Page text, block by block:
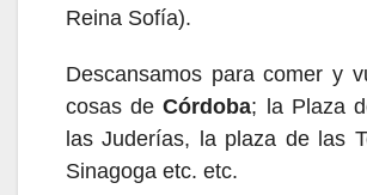
Reina Sofía).
Descansamos para comer y
cosas deCórdoba; la Plaza
las Juderías,
la plaza de las
Sinagoga etc. etc.